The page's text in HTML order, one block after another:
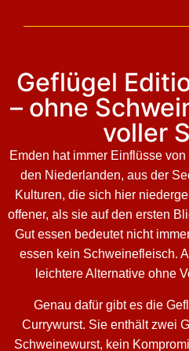
Geflügel
– ohne
voller
Emden hat immer Einflüsse
den Niederlanden, aus der
Kulturen, die sich hier
offener, als sie auf den ersten
Gut essen bedeutet nicht
essen kein Schweinefleisch.
leichtere Alternative ohne
Genau dafür gibt es die
Currywurst. Sie enthält zwei
Schweinewurst, kein